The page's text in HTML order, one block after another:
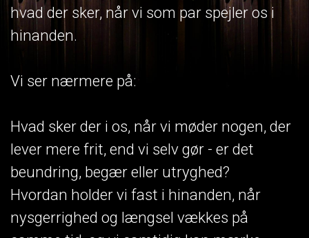
hvad der sker, når vi som par spejler os i
hinanden.
Vi ser nærmere på:
Hvad sker der i os, når vi møder nogen, der
lever mere frit, end vi selv gør - er det
beundring, begær eller utryghed?
Hvordan holder vi fast i hinanden, når
nysgerrighed og længsel vækkes på